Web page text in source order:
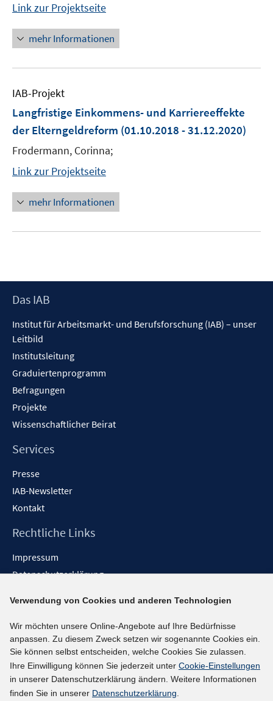
Link zur Projektseite
mehr Informationen
IAB-Projekt
Langfristige Einkommens- und Karriereeffekte
der Elterngeldreform (01.10.2018 - 31.12.2020)
Frodermann, Corinna;
Link zur Projektseite
mehr Informationen
Footer
Das IAB
Institut für Arbeitsmarkt- und Berufsforschung (IAB) – unser
Leitbild
Institutsleitung
Graduiertenprogramm
Befragungen
Projekte
Wissenschaftlicher Beirat
Services
Presse
IAB-Newsletter
Kontakt
Rechtliche Links
Impressum
Datenschutzerklärung
Barrieren melden
Social-Media-Kanäle
BlueSky
YouTube
LinkedIn
Verwendung von Cookies und anderen Technologien
Wir möchten unsere Online-Angebote auf Ihre Bedürfnisse
anpassen. Zu diesem Zweck setzen wir sogenannte Cookies ein.
Sie können selbst entscheiden, welche Cookies Sie zulassen.
Ihre Einwilligung können Sie jederzeit unter Cookie-Einstellungen
in unserer Datenschutzerklärung ändern. Weitere Informationen
finden Sie in unserer Datenschutzerklärung.